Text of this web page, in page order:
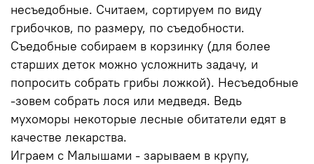
несъедобные. Считаем, сортируем по виду
грибочков, по размеру, по съедобности.
Съедобные собираем в корзинку (для более
старших деток можно усложнить задачу, и
попросить собрать грибы ложкой). Несъедобные
-зовем собрать лося или медведя. Ведь
мухоморы некоторые лесные обитатели едят в
качестве лекарства.
Играем с Малышами - зарываем в крупу,